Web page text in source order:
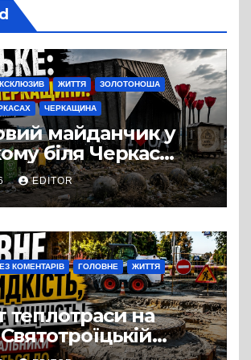
ЖИТТЯ ЗОЛОТОНОША
ЧЕРКАЩИНА
майданчик у
біля Черкас
на занедбане
EDITOR
КОМЕНТАРІВ ГОЛОВНЕ ЖИТТЯ
теплотраси на